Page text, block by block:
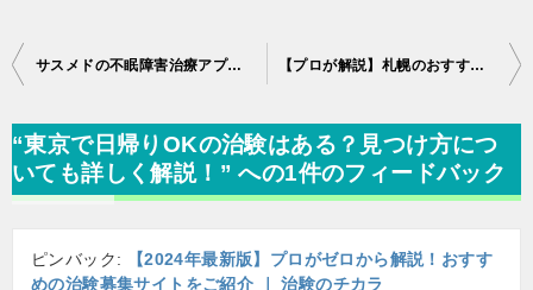
投
稿
ビ
ゲ
ー
ョ
ン
サスメドの不眠障害治療アプリの承認が了承された！株価の動きも考えてみる 【プロが解説】札幌のおすすめ治験案件と治験募集サイト
“東京で日帰りOKの治験はある？見つけ方につ
いても詳しく解説！” への1件のフィードバック
ピンバック:
【2024年最新版】プロがゼロから解説！おすす
めの治験募集サイトをご紹介 ｜ 治験のチカラ